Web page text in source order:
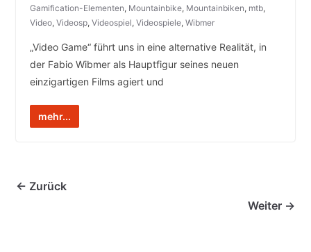
Gamification-Elementen, Mountainbike, Mountainbiken, mtb,
Video, Videosp, Videospiel, Videospiele, Wibmer
„Video Game“ führt uns in eine alternative Realität, in
der Fabio Wibmer als Hauptfigur seines neuen
einzigartigen Films agiert und
mehr...
← Zurück
Weiter →